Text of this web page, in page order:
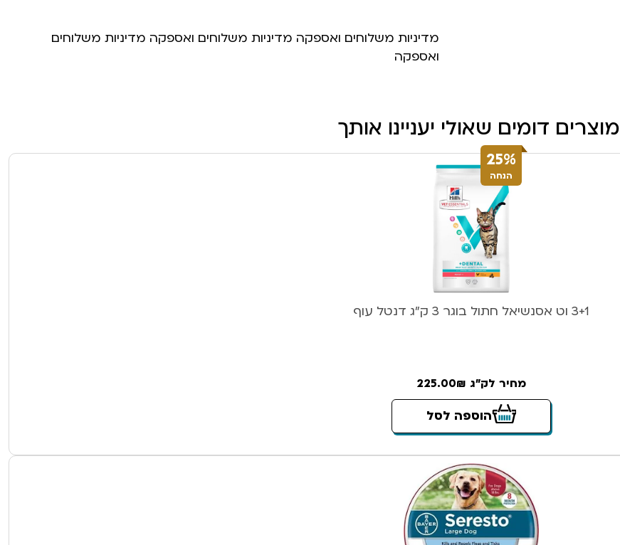
מדיניות משלוחים ואספקה מדיניות משלוחים ואספקה מדיניות משלוחים
ואספקה
מוצרים דומים שאולי יעניינו אותך
25%
הנחה
3+1 וט אסנשיאל חתול בוגר 3 ק”ג דנטל עוף
מחיר לק"ג 225.00₪
הוספה לסל